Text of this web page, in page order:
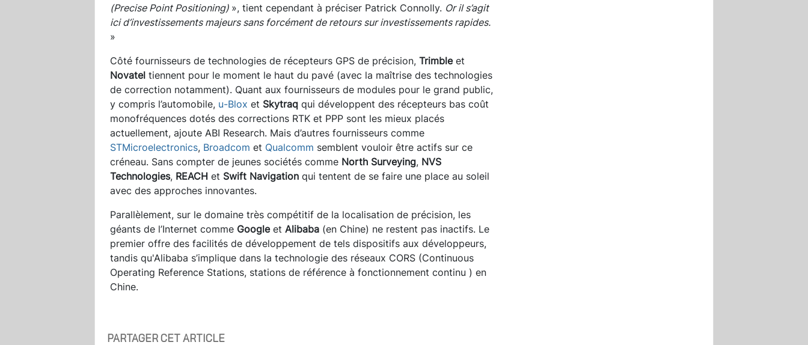
(Precise Point Positioning) », tient cependant à préciser Patrick Connolly. Or il s’agit
ici d’investissements majeurs sans forcément de retours sur investissements rapides.
»
Côté fournisseurs de technologies de récepteurs GPS de précision, Trimbleet
Novatel tiennent pour le moment le haut du pavé (avec la maîtrise des technologies
de correction notamment). Quant aux fournisseurs de modules pour le grand public,
y compris l’automobile, u-Blox et Skytraq qui développent des récepteurs bas coût
monofréquences dotés des corrections RTK et PPP sont les mieux placés
actuellement, ajoute ABI Research. Mais d’autres fournisseurs comme
STMicroelectronics, Broadcom et Qualcomm semblent vouloir être actifs sur ce
créneau. Sans compter de jeunes sociétés comme North Surveying, NVS
Technologies, REACH et Swift Navigation qui tentent de se faire une place au soleil
avec des approches innovantes.
Parallèlement, sur le domaine très compétitif de la localisation de précision, les
géants de l’Internet comme Googleet Alibaba (en Chine) ne restent pas inactifs. Le
premier offre des facilités de développement de tels dispositifs aux développeurs,
tandis qu'Alibaba s’implique dans la technologie des réseaux CORS (Continuous
Operating Reference Stations, stations de référence à fonctionnement continu ) en
Chine.
PARTAGER CET ARTICLE